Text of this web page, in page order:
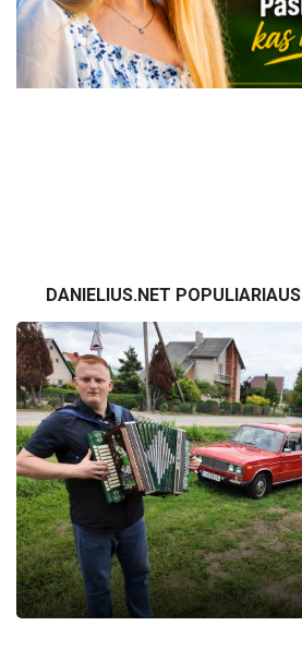
DANIELIUS.NET POPULIARIAUSI